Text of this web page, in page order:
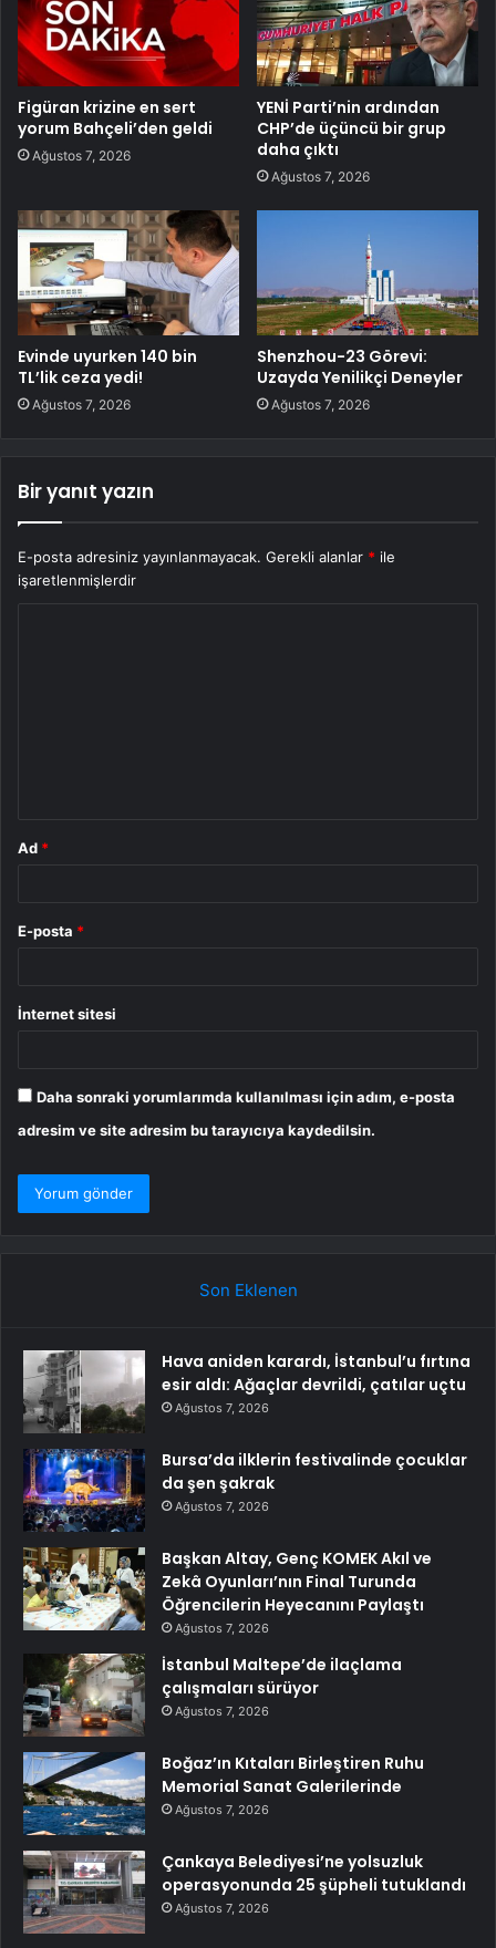
Figüran krizine en sert
yorum Bahçeli’den geldi
Ağustos 7, 2026
YENİ Parti’nin ardından
CHP’de üçüncü bir grup
daha çıktı
Ağustos 7, 2026
Evinde uyurken 140 bin
TL’lik ceza yedi!
Ağustos 7, 2026
Shenzhou-23 Görevi:
Uzayda Yenilikçi Deneyler
Ağustos 7, 2026
Bir yanıt yazın
E-posta adresiniz yayınlanmayacak. Gerekli alanlar * ile
işaretlenmişlerdir
Ad *
E-posta *
İnternet sitesi
Daha sonraki yorumlarımda kullanılması için adım, e-posta
adresim ve site adresim bu tarayıcıya kaydedilsin.
Son Eklenen
Hava aniden karardı, İstanbul’u fırtına
esir aldı: Ağaçlar devrildi, çatılar uçtu
Ağustos 7, 2026
Bursa’da ilklerin festivalinde çocuklar
da şen şakrak
Ağustos 7, 2026
Başkan Altay, Genç KOMEK Akıl ve
Zekâ Oyunları’nın Final Turunda
Öğrencilerin Heyecanını Paylaştı
Ağustos 7, 2026
İstanbul Maltepe’de ilaçlama
çalışmaları sürüyor
Ağustos 7, 2026
Boğaz’ın Kıtaları Birleştiren Ruhu
Memorial Sanat Galerilerinde
Ağustos 7, 2026
Çankaya Belediyesi’ne yolsuzluk
operasyonunda 25 şüpheli tutuklandı
Ağustos 7, 2026